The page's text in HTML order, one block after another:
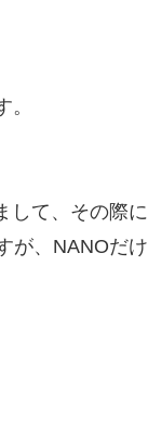
して、その際に
が、NANOだけ